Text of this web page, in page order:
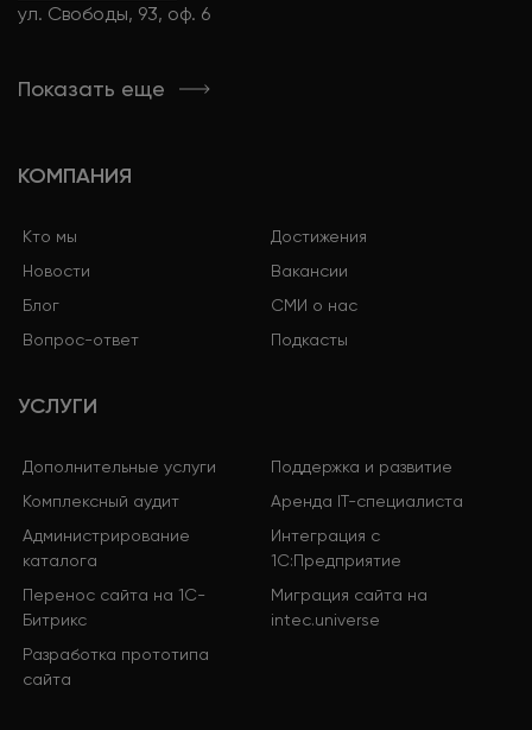
ул. Свободы, 93, оф. 6
Показать еще
КОМПАНИЯ
Кто мы
Достижения
Новости
Вакансии
Блог
СМИ о нас
Вопрос-ответ
Подкасты
УСЛУГИ
Дополнительные услуги
Поддержка и развитие
Комплексный аудит
Аренда IT-специалиста
Администрирование
каталога
Интеграция с
1С:Предприятие
Перенос сайта на 1С-
Битрикс
Миграция сайта на
intec.universe
Разработка прототипа
сайта